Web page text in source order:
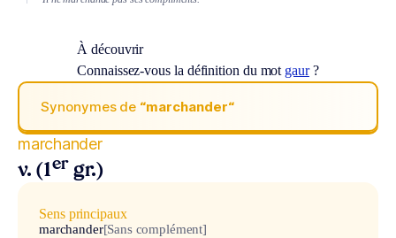
À découvrir
Connaissez-vous la définition du mot gaur?
Synonymes de “marchander“
marchander
v. (1er gr.)
Sens principaux
marchander[Sans complément]